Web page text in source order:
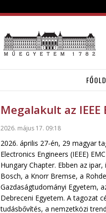
Megalakult az
2026. május 17. 09:18
2026. április 27-én, 29 magyar
Electronics Engineers (IEEE)
Hungary Chapter. Ebben az
Bosch, a Knorr Bremse, a
Gazdaságtudományi Egyetem,
Debreceni Egyetem. A tagozat
tudásbővítés, a nemzetközi